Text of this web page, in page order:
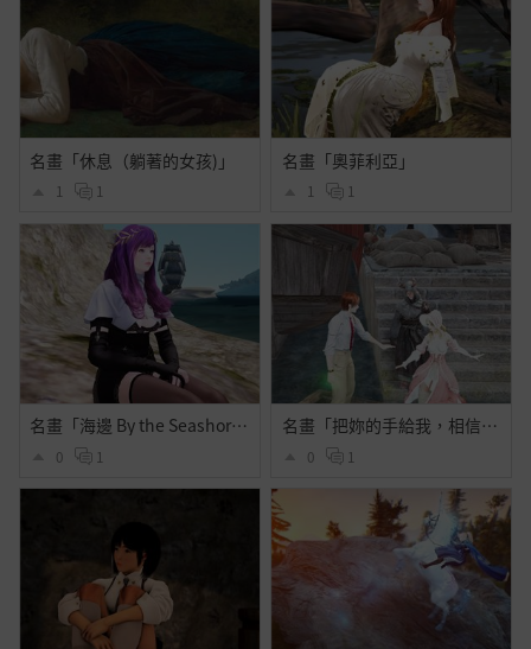
名畫「休息（躺著的女孩)」
1 1
名畫「奧菲利亞」
1 1
名畫「海邊 By the Seashore」
0 1
名畫「把妳的手給我，相信我」
0 1